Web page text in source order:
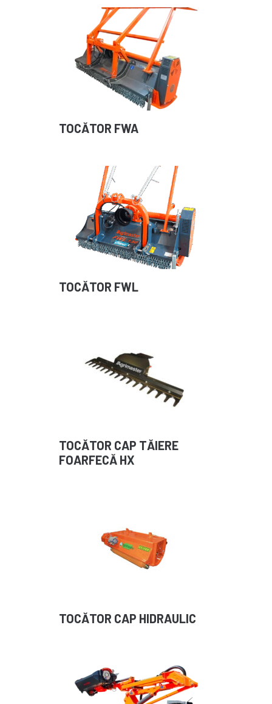
TOCĂTOR FWA
TOCĂTOR FWL
TOCĂTOR CAP TĂIERE
FOARFECĂ HX
TOCĂTOR CAP HIDRAULIC